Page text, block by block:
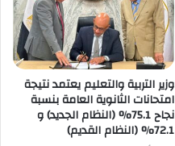
وزير التربية والتعليم يعتمد نتيجة
امتحانات الثانوية العامة بنسبة
نجاح 75.1% (النظام الجديد) و
72.1% (النظام القديم)